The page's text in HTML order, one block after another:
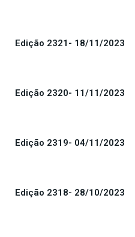
Edição 2321- 18/11/2023
Edição 2320- 11/11/2023
Edição 2319- 04/11/2023
Edição 2318- 28/10/2023